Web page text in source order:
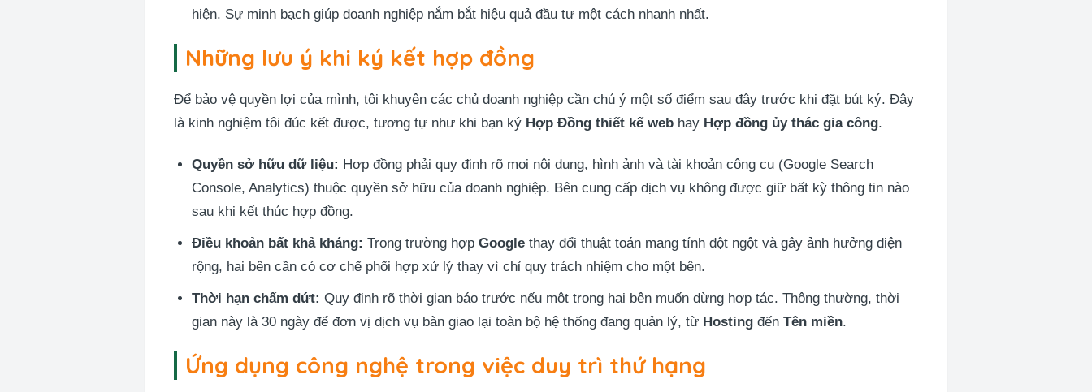
hiện. Sự minh bạch giúp doanh nghiệp nắm bắt hiệu quả đầu tư một cách nhanh nhất.
Những lưu ý khi ký kết hợp đồng
Để bảo vệ quyền lợi của mình, tôi khuyên các chủ doanh nghiệp cần chú ý một số điểm sau đây trước khi đặt bút ký. Đây
là kinh nghiệm tôi đúc kết được, tương tự như khi bạn ký Hợp Đồng thiết kế web hay Hợp đồng ủy thác gia công.
Quyền sở hữu dữ liệu: Hợp đồng phải quy định rõ mọi nội dung, hình ảnh và tài khoản công cụ (Google Search
Console, Analytics) thuộc quyền sở hữu của doanh nghiệp. Bên cung cấp dịch vụ không được giữ bất kỳ thông tin nào
sau khi kết thúc hợp đồng.
Điều khoản bất khả kháng: Trong trường hợpGoogle thay đổi thuật toán mang tính đột ngột và gây ảnh hưởng diện
rộng, hai bên cần có cơ chế phối hợp xử lý thay vì chỉ quy trách nhiệm cho một bên.
Thời hạn chấm dứt: Quy định rõ thời gian báo trước nếu một trong hai bên muốn dừng hợp tác. Thông thường, thời
gian này là 30 ngày để đơn vị dịch vụ bàn giao lại toàn bộ hệ thống đang quản lý, từ Hosting đếnTên miền.
Ứng dụng công nghệ trong việc duy trì thứ hạng